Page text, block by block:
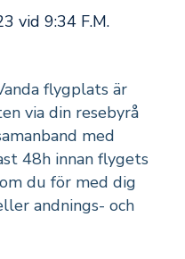
vid 9:34 F.M.
flygplats är
via din resebyrå
med
48h innan flygets
du för med dig
andnings- och